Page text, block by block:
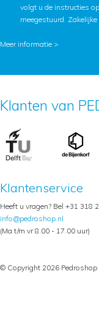
volgt u de instructies
meegestuurd. Zakelijke
Meer informatie >
Klanten van
Klantenservice
Heeft u vragen? Bel +31 318
info@pedroshop.nl
(Ma t/m vr 8.00 - 17.00 uur)
© Copyright 2026 Pedroshop